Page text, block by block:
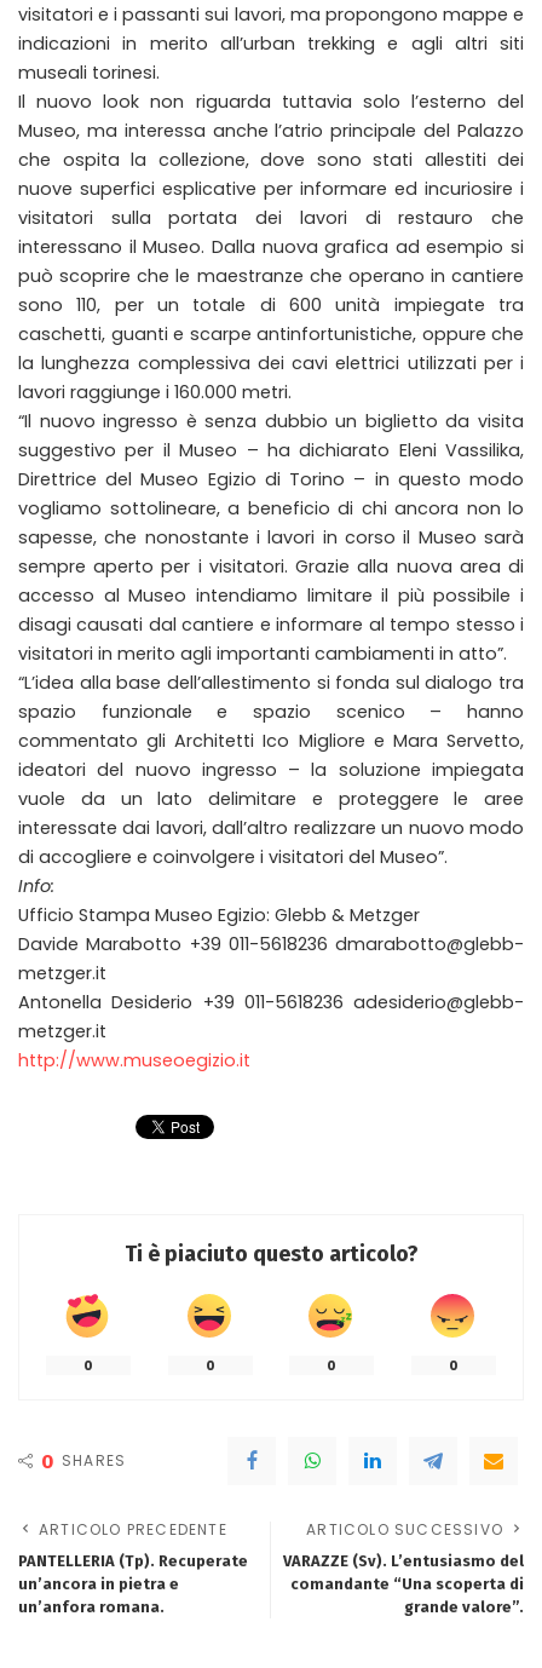
visitatori e i passanti sui lavori, ma propongono mappe e
indicazioni in merito all’urban trekking e agli altri siti
museali torinesi.
Il nuovo look non riguarda tuttavia solo l’esterno del
Museo, ma interessa anche l’atrio principale del Palazzo
che ospita la collezione, dove sono stati allestiti dei
nuove superfici esplicative per informare ed incuriosire i
visitatori sulla portata dei lavori di restauro che
interessano il Museo. Dalla nuova grafica ad esempio si
può scoprire che le maestranze che operano in cantiere
sono 110, per un totale di 600 unità impiegate tra
caschetti, guanti e scarpe antinfortunistiche, oppure che
la lunghezza complessiva dei cavi elettrici utilizzati per i
lavori raggiunge i 160.000 metri.
“Il nuovo ingresso è senza dubbio un biglietto da visita
suggestivo per il Museo – ha dichiarato Eleni Vassilika,
Direttrice del Museo Egizio di Torino – in questo modo
vogliamo sottolineare, a beneficio di chi ancora non lo
sapesse, che nonostante i lavori in corso il Museo sarà
sempre aperto per i visitatori. Grazie alla nuova area di
accesso al Museo intendiamo limitare il più possibile i
disagi causati dal cantiere e informare al tempo stesso i
visitatori in merito agli importanti cambiamenti in atto”.
“L’idea alla base dell’allestimento si fonda sul dialogo tra
spazio funzionale e spazio scenico – hanno
commentato gli Architetti Ico Migliore e Mara Servetto,
ideatori del nuovo ingresso – la soluzione impiegata
vuole da un lato delimitare e proteggere le aree
interessate dai lavori, dall’altro realizzare un nuovo modo
di accogliere e coinvolgere i visitatori del Museo”.
Info:
Ufficio Stampa Museo Egizio: Glebb & Metzger
Davide Marabotto +39 011-5618236 dmarabotto@glebb-
metzger.it
Antonella Desiderio +39 011-5618236 adesiderio@glebb-
metzger.it
http://www.museoegizio.it
Ti è piaciuto questo articolo?
0 0 0 0
0 SHARES
ARTICOLO PRECEDENTE
PANTELLERIA (Tp). Recuperate
un’ancora in pietra e
un’anfora romana.
ARTICOLO SUCCESSIVO
VARAZZE (Sv). L’entusiasmo del
comandante “Una scoperta di
grande valore”.